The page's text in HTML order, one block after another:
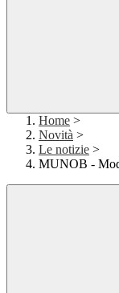
Home >
Novità >
Le notizie >
MUNOB -